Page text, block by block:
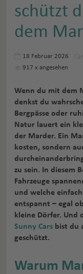
schützt
dem
18 Februar 2026
917 x angesehen
Wenn du mit dem
denkst du
Bergpässe oder
Natur lauert ein
der Marder. Ein
kosten, sondern
zu sein. In diesem
Fahrzeuge
und welche
entspannt – egal
kleine Dörfer. Und
Sunny Cars bist du
geschützt.
Warum